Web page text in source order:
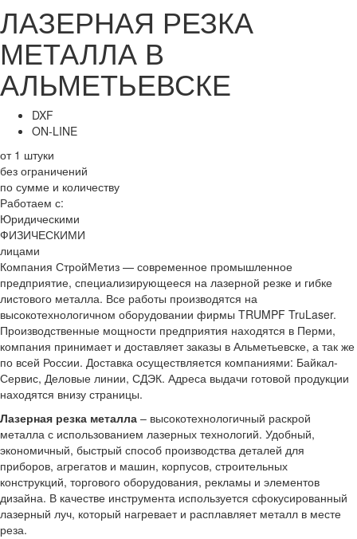
ЛАЗЕРНАЯ РЕЗКА
МЕТАЛЛА В
АЛЬМЕТЬЕВСКЕ
DXF
ON-LINE
от 1 штуки
без ограничений
по сумме и количеству
Работаем с:
Юридическими
ФИЗИЧЕСКИМИ
лицами
Компания СтройМетиз — современное промышленное
предприятие, специализирующееся на лазерной резке и гибке
листового металла. Все работы производятся на
высокотехнологичном оборудовании фирмы TRUMPF TruLaser.
Производственные мощности предприятия находятся в Перми,
компания принимает и доставляет заказы в Альметьевске, а так же
по всей России. Доставка осуществляется компаниями: Байкал-
Сервис, Деловые линии, СДЭК. Адреса выдачи готовой продукции
находятся внизу страницы.
Лазерная резка металла – высокотехнологичный раскрой
металла с использованием лазерных технологий. Удобный,
экономичный, быстрый способ производства деталей для
приборов, агрегатов и машин, корпусов, строительных
конструкций, торгового оборудования, рекламы и элементов
дизайна. В качестве инструмента используется сфокусированный
лазерный луч, который нагревает и расплавляет металл в месте
реза.